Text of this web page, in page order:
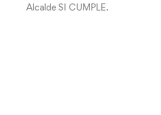
Alcalde SI CUMPLE.